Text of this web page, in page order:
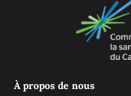
À propos de nous